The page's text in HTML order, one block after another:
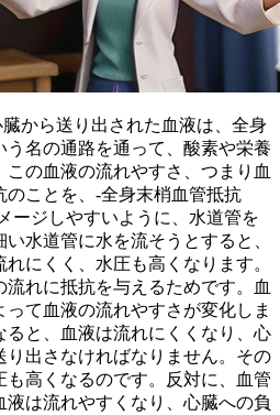
臓から送り出された血液は、全身
名の通路を通って、酸素や栄養
この血液の流れやすさ、つまり血
ことを、-全身末梢血管抵抗
ージしやすいように、水道管を
水道管に水を流そうとすると、
にくく、水圧も高くなります。
れに抵抗を与えるためです。
血
て血液の流れやすさが変化しま
ると、血液は流れにくくなり、心
り出さなければなりません。その
も高くなるのです。反対に、血管
は流れやすくなり、心臓への負